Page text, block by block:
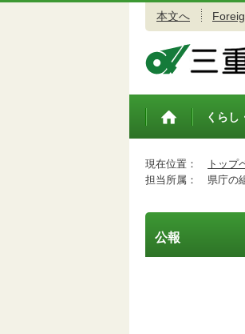
本文へ
トップペ
くらし
現在位置： トップ
担当所属：
県庁の
公報